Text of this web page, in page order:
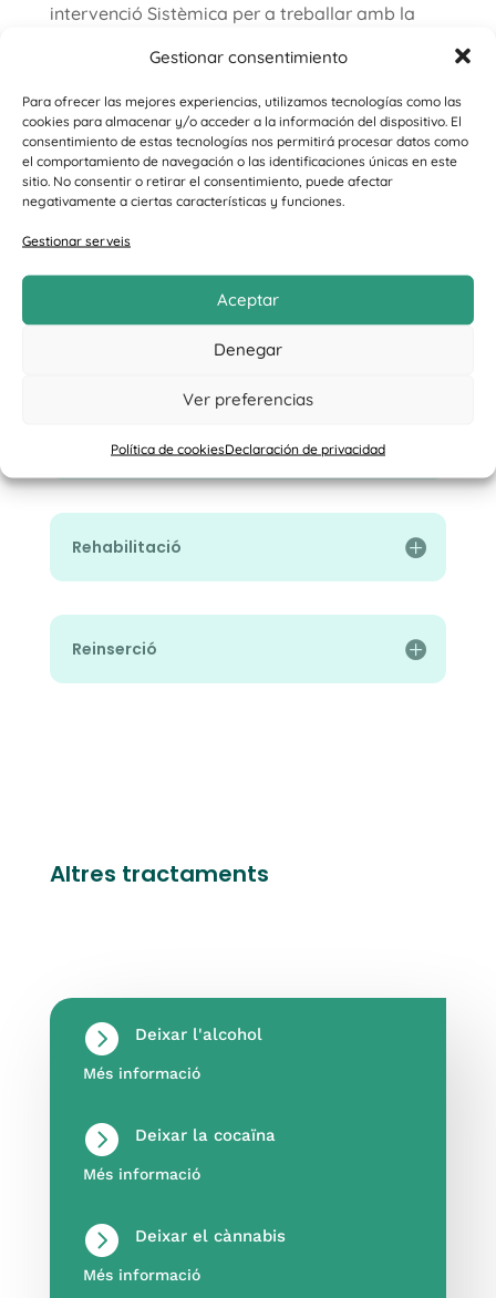
Gestionar consentimiento
Para ofrecer las mejores experiencias, utilizamos tecnologías como las
cookies para almacenar y/o acceder a la información del dispositivo. El
consentimiento de estas tecnologías nos permitirá procesar datos como
el comportamiento de navegación o las identificaciones únicas en este
sitio. No consentir o retirar el consentimiento, puede afectar
negativamente a ciertas características y funciones.
Gestionar serveis
Aceptar
Denegar
Ver preferencias
Política de cookiesDeclaración de privacidad
intervenció Sistèmica per a treballar amb la
família o Mindfulness, que el que
aconseguir millors resultats.
Deshabituació
Rehabilitació
Reinserció
Altres tractaments
 Deixar l'alcohol
Més informació
 Deixar la cocaïna
Més informació
 Deixar el cànnabis
Més informació